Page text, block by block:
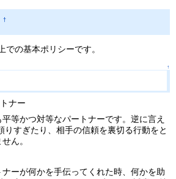
†
での基本ポリシーです。
↑
ナー
等かつ対等なパートナーです。逆に言え
りすぎたり、相手の信頼を裏切る行動をと
ん。
ーが何かを手伝ってくれた時、何かを助